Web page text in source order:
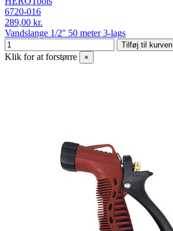
6720-016
289,00 kr.
Vandslange 1/2'' 50 meter 3-lags
Tilføj til kurven
Klik for at forstørre ×